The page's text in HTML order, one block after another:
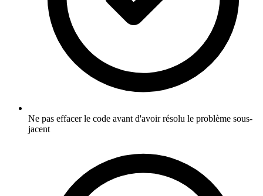
Ne pas effacer le code avant d'avoir résolu le problème sous-
jacent